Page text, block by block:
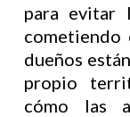
para evitar
cometiendo
dueños
propio
cómo las